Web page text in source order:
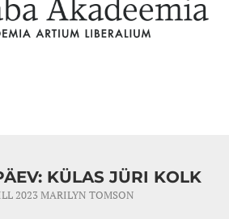
KÜLAS JÜRI KOLK
2023MARILYN TOMSON